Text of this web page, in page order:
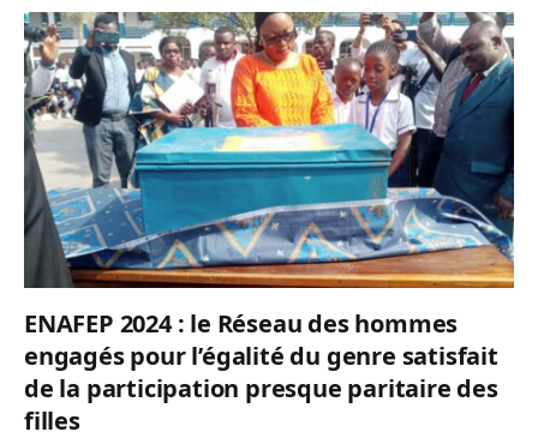
ENAFEP 2024 : le Réseau des hommes
engagés pour l’égalité du genre satisfait
de la participation presque paritaire des
filles